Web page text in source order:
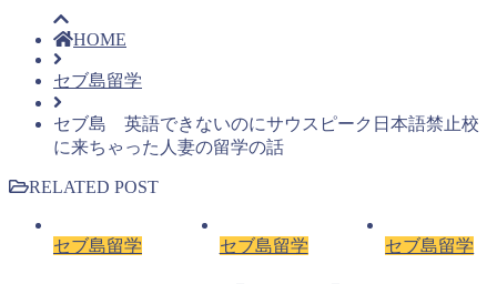
HOME
セブ島留学
セブ島 英語できないのにサウスピーク日本語禁止校
に来ちゃった人妻の留学の話
RELATED POST
セブ島留学 セブ島留学 セブ島留学